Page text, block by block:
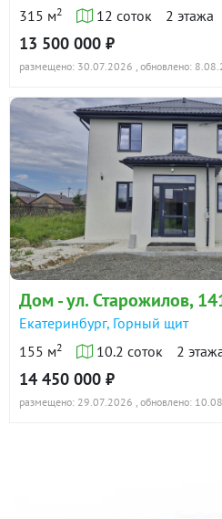
315 м2 12 соток 2 этажа
13 500 000 ₽
размещено: 30.07.2026 , обновлено:
Дом - ул. Старожилов,
Екатеринбург, Горный щит
155 м2 10.2 соток 2
14 450 000 ₽
размещено: 29.07.2026 , обновлено: